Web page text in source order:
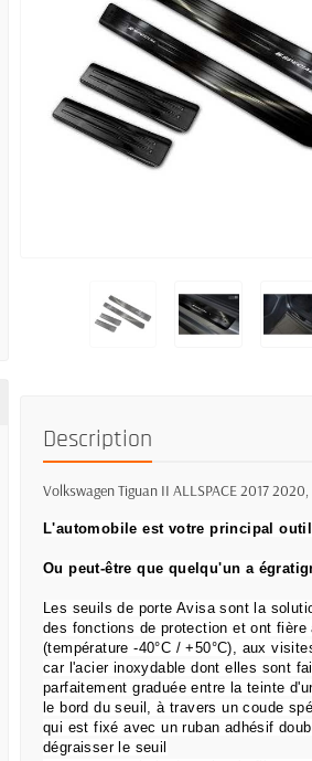
Description
Volkswagen Tiguan II ALLSPACE 2017
L'automobile est votre principal
Ou peut-être que quelqu'un a
Les seuils de porte Avisa sont la
des fonctions de protection et ont
(température -40°C / +50°C), aux
car l'acier inoxydable dont elles sont
parfaitement graduée entre la teinte
le bord du seuil, à travers un coude
qui estfixé avec un ruban adhésif
dégraisser le seuil